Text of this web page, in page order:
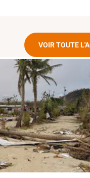
VOIR TOUTE